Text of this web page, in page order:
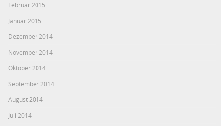
Februar 2015
Januar 2015
Dezember 2014
November 2014
Oktober 2014
September 2014
August 2014
Juli 2014